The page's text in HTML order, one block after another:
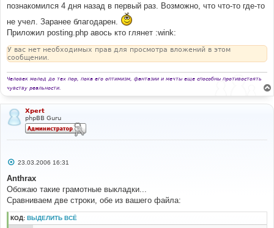
познакомился 4 дня назад в первый раз. Возможно, что что-то где-то
не учел. Заранее благодарен.
Приложил posting.php авось кто глянет :wink:
У вас нет необходимых прав для просмотра вложений в этом
сообщении.
Человек молод до тех пор, пока его оптимизм, фантазии и мечты еще способны противостоять
чувству реальности.
Xpert
phpBB Guru
С
о
б
щ
е
н
и
е
23.03.2006 16:31
Anthrax
Обожаю такие грамотные выкладки...
Сравниваем две строки, обе из вашего файла:
КОД: ВЫДЕЛИТЬ ВСЁ